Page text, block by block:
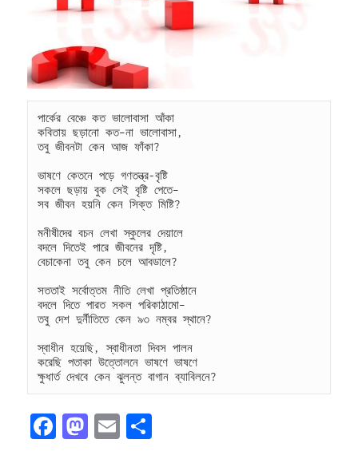
পার্কের বেঞ্চে কত ভালোবাসা আঁকা
কবিতায় ছড়ানো কত–না ভালোবাসা,
তবু জীবনটা কেন আজ ফাঁকা?
ভাষণে কেতনে পড়ে গণতন্ত্র-বৃষ্টি
সকলে ছড়ায় বুক সেই বৃষ্টি পেতে–
সব জীবন হয়নি কেন সিক্ত মিষ্টি?
মনীষীদের বচন লেখা স্কুলের দেয়ালে
বদলে দিতেই পারে জীবনের দৃষ্টি,
বেচাকেনা তবু কেন চলে আবডালে?
সততাই সর্বোত্তম নীতি লেখা প্রতিষ্ঠানে
বদলে দিতে পারত সকল পরিকাঠামো–
তবু দেশ দুর্নীতিতে কেন ৯৩ নম্বর স্থানে?
স্বাধীন হয়েছি, স্বাধীনতা দিবস পালন
করেছি পতাকা উত্তোলনে ভাষণে ভাষণে
ক্ষুধার্ত দেখবে কেন ঝুলন্ত বাগান ব্যাবিলনে?
F M E